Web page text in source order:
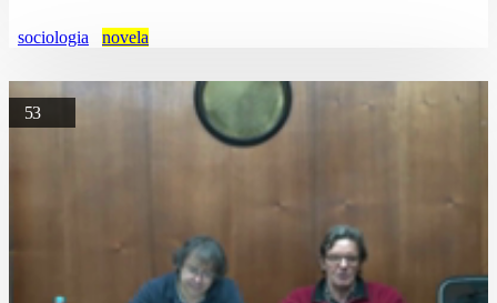
sociologia novela
53